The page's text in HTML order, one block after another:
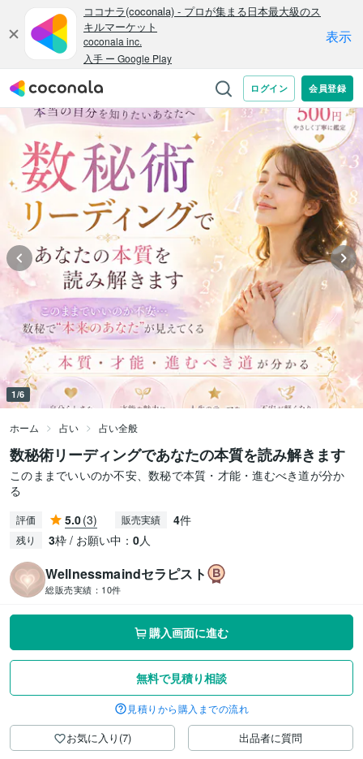
1/6
ホーム 占い 占い全般
数秘術リーディングであなたの本質を読み解きます
このままでいいのか不安、数秘で本質・才能・進むべき道が分か
る
評価 5.0(3) 販売実績 4件
残り 3枠 / お願い中： 0人
Wellnessmaindセラピスト
総販売実績： 10件
購入画面に進む
無料で見積り相談
見積りから購入までの流れ
お気に入り(7) 出品者に質問